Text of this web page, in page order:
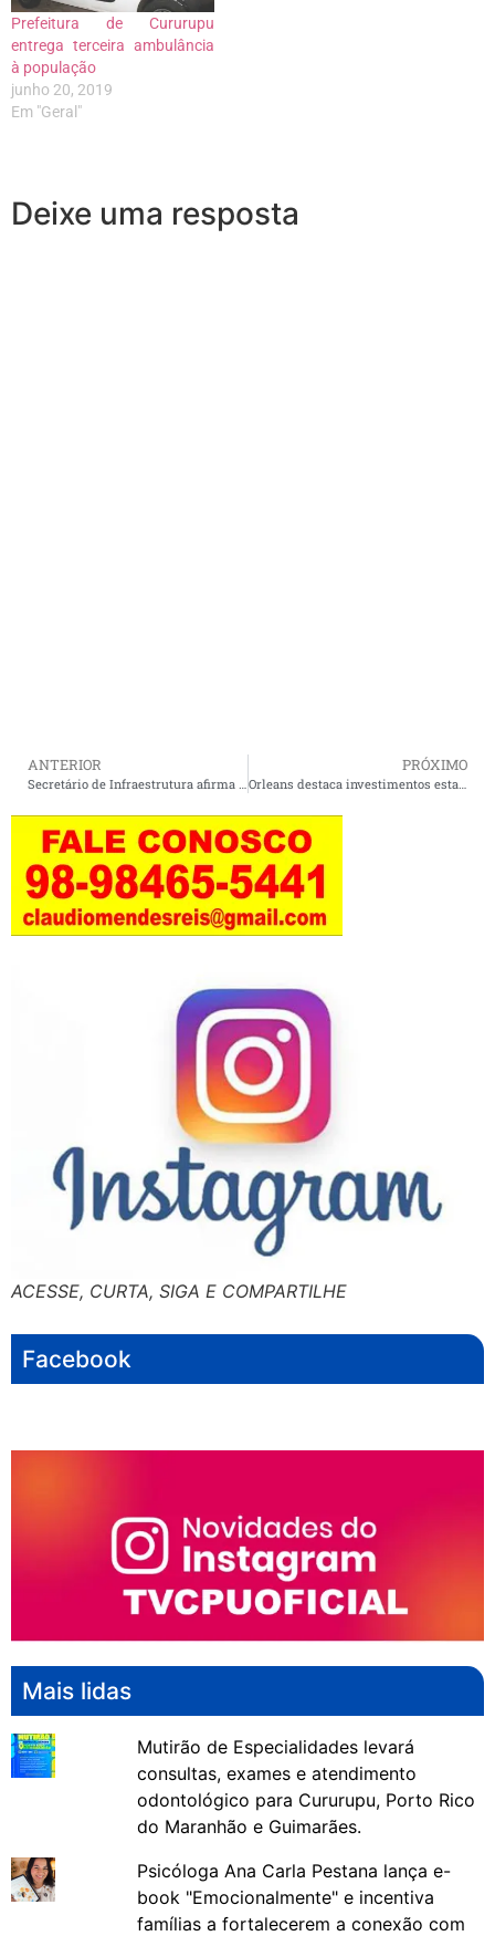
Prefeitura de Cururupu
entrega terceira ambulância
à população
junho 20, 2019
Em "Geral"
Deixe uma resposta
ANTERIOR PRÓXIMO
Orleans destaca investimentos estaduais no combate à fome no Maranhão.
ACESSE, CURTA, SIGA E COMPARTILHE
Facebook
Mais lidas
Mutirão de Especialidades levará
consultas, exames e atendimento
odontológico para Cururupu, Porto Rico
do Maranhão e Guimarães.
Psicóloga Ana Carla Pestana lança e-
book "Emocionalmente" e incentiva
famílias a fortalecerem a conexão com